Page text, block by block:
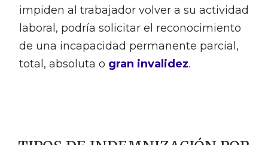
impiden al trabajador volver a su actividad
laboral, podría solicitar el reconocimiento
de una incapacidad permanente parcial,
total, absoluta o gran invalidez.